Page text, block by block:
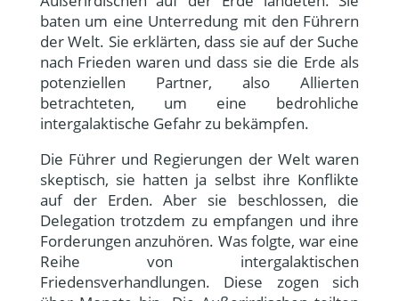
baten um eine Unterredung mit den Führern
der Welt. Sie erklärten, dass sie auf der Suche
nach Frieden waren und dass sie die Erde als
potenziellen Partner, also Allierten
betrachteten, um eine bedrohliche
intergalaktische Gefahr zu bekämpfen.
Die Führer und Regierungen der Welt waren
skeptisch, sie hatten ja selbst ihre Konflikte
auf der Erden. Aber sie beschlossen, die
Delegation trotzdem zu empfangen und ihre
Forderungen anzuhören. Was folgte, war eine
Reihe von intergalaktischen
Friedensverhandlungen. Diese zogen sich